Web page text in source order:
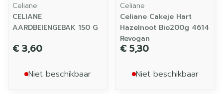
Celiane
CELIANE
AARDBEIENGEBAK 150 G
€ 3,60
Niet beschikbaar
Celiane
Celiane Cakeje Hart
Hazelnoot Bio200g 4614
Revogan
€ 5,30
Niet beschikbaar